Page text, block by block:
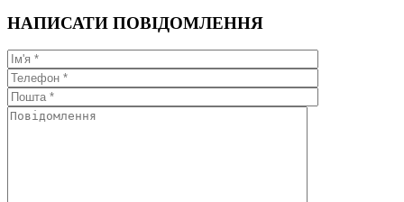
НАПИСАТИ ПОВІДОМЛЕННЯ